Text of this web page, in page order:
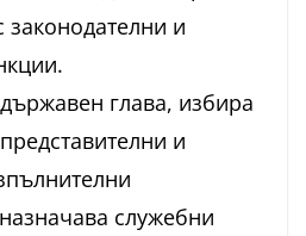
законодателни и
глава, избира
и
служебни